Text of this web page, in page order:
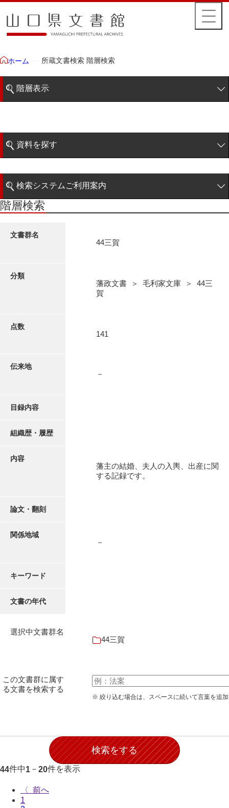
ホーム 所蔵文書検索 階層検索
階層表示
藩政文書
2柳営
25吉川事
31小々控
32部寄
資料を探す
階層検索
検索システムご利用案内
検索システムの利用について
更新履歴
階層検索
文書群名
44三賀
分類
藩政文書 ＞ 毛利家文庫 ＞ 44三
賀
点数
141
伝来地
－
目録内容
組織歴・履歴
内容
藩主の結婚、夫人の入輿、出産に関
する記録です。
論文・翻刻
関係地域
－
キーワード
文書の年代
選択中文書群名
44三賀
この文書群に属す
る文書を検索する
※ 絞り込む場合は、スペースに続いて言葉を追
44件中1 － 20件を表示
〈
1